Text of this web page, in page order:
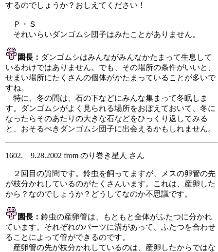
するのでしょうか？おしえてください！
Ｐ・Ｓ
それいらいダンゴムシ団子はみたことがありません。
園長： ダンゴムシはみんながみんなかたまって生息して
いるわけではありません。でも、その場所の条件がいいと、
せまい場所にたくさんの個体がかたまっていることが多いで
すね。
特に、冬の間は、石の下などにみんな集まって冬眠しま
す。ダンゴムシがよく見られる場所をおぼえておいて、冬に
なったらそのあたりの大きな石などをひっくり返してみる
と、おそるべきダンゴムシ団子に出会えるかもしれません。
1602. 9.28.2002 from のり巻き星人 さん
２回目の質問です。鈴虫を飼ってますが、メスの卵管の先
が枝分かれしているのがたくさんいます。これは、産卵した
から？なのでしょうか？どうしてなのか不思議です。
園長： 鈴虫の産卵管は、もともと全体がふたつに分かれ
ています。それぞれのパーツに溝があって、ふたつを合わせ
ることによって管ができるのです。
産卵管の先が枝分かれしているのは、産卵したからではな